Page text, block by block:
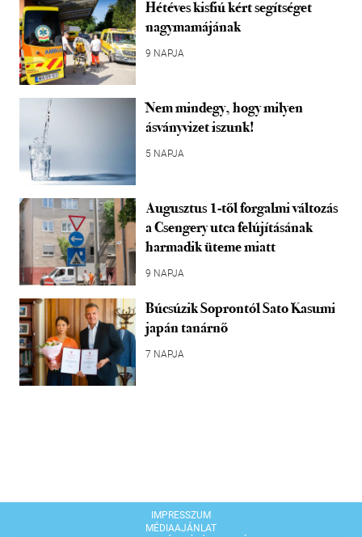
Hétéves kisfiú kért segítséget
nagymamájának
9 NAPJA
Nem mindegy, hogy milyen
ásványvizet iszunk!
5 NAPJA
Augusztus 1-től forgalmi változás
a Csengery utca felújításának
harmadik üteme miatt
9 NAPJA
Búcsúzik Soprontól Sato Kasumi
japán tanárnő
7 NAPJA
IMPRESSZUM
MÉDIAAJÁNLAT